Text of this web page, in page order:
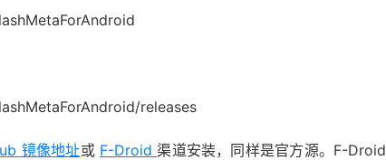
releases
镜像地址或 F-Droid 渠道安装，同样是官方源。F-Droid